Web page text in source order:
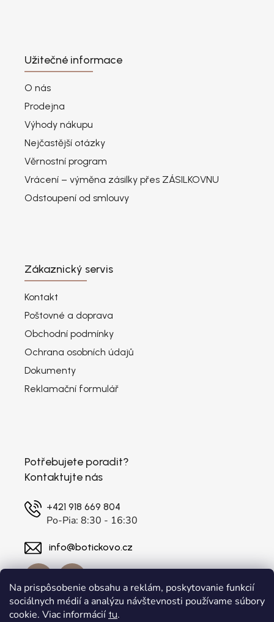
Na prispôsobenie obsahu a reklám, poskytovanie funkcií
sociálnych médií a analýzu návštevnosti používame súbory
cookie. Viac informácií tu.
Užitečné informace
O nás
Prodejna
Výhody nákupu
Nejčastější otázky
Věrnostní program
Vrácení – výměna zásilky přes ZÁSILKOVNU
Odstoupení od smlouvy
Zákaznický servis
Kontakt
Poštovné a doprava
Obchodní podmínky
Ochrana osobních údajů
Dokumenty
Reklamační formulář
Potřebujete poradit?
Kontaktujte nás
+421 918 669 804
Po-Pia: 8:30 - 16:30
info@botickovo.cz